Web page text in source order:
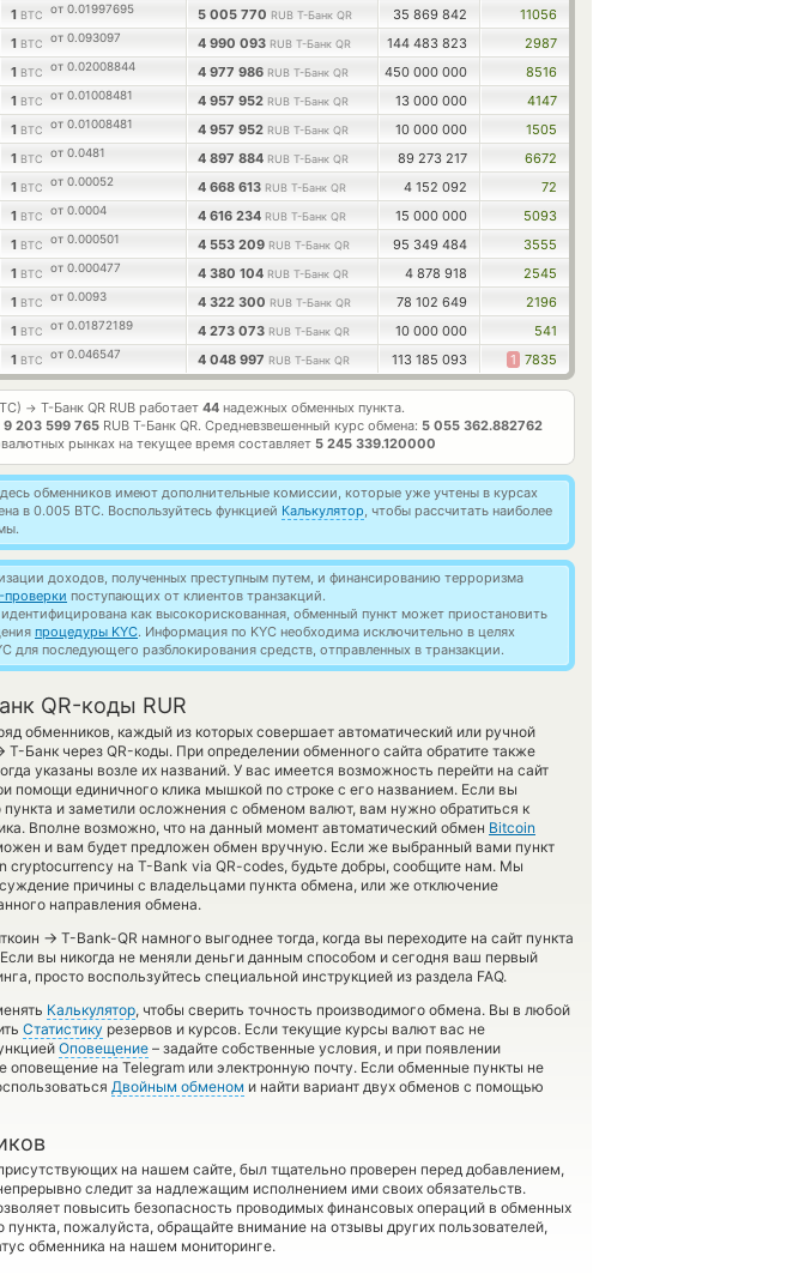
1 BTC от 0.01997695 5 005 770 RUB Т-Банк QR 35 869 842
11056
1 BTC от 0.093097 4 990 093 RUB Т-Банк QR 144 483 823
2987
1 BTC от 0.02008844 4 977 986 RUB Т-Банк QR 450 000 000
8516
1 BTC от 0.01008481 4 957 952 RUB Т-Банк QR 13 000 000
4147
1 BTC от 0.01008481 4 957 952 RUB Т-Банк QR 10 000 000
1505
1 BTC от 0.0481 4 897 884 RUB Т-Банк QR 89 273 217
6672
1 BTC от 0.00052 4 668 613 RUB Т-Банк QR 4 152 092
72
1 BTC от 0.0004 4 616 234 RUB Т-Банк QR 15 000 000
5093
1 BTC от 0.000501 4 553 209 RUB Т-Банк QR 95 349 484
3555
1 BTC от 0.000477 4 380 104 RUB Т-Банк QR 4 878 918
2545
1 BTC от 0.0093 4 322 300 RUB Т-Банк QR 78 102 649
2196
1 BTC от 0.01872189 4 273 073 RUB Т-Банк QR 10 000 000
541
1 BTC от 0.046547 4 048 997 RUB Т-Банк QR 113 185 093 1 7835
→ Т-Банк QR RUB работает 44 надежных обменных пункта.
9 203 599 765 RUB Т-Банк QR. Средневзвешенный курс обмена: 5 055 362.882762
рынках на текущее время составляет 5 245 339.120000
обменников имеют дополнительные комиссии, которые уже учтены в курсах
в 0.005 BTC. Воспользуйтесь функцией Калькулятор, чтобы рассчитать наиболее
доходов, полученных преступным путем, и финансированию терроризма
проверки поступающих от клиентов транзакций.
идентифицирована как высокорискованная, обменный пункт может приостановить
процедуры KYC. Информация по KYC необходима исключительно в целях
для последующего разблокирования средств, отправленных в транзакции.
QR-коды RUR
обменников, каждый из которых совершает автоматический или ручной
Т-Банк через QR-коды. При определении обменного сайта обратите также
указаны возле их названий. У вас имеется возможность перейти на сайт
помощи единичного клика мышкой по строке с его названием. Если вы
и заметили осложнения с обменом валют, вам нужно обратиться к
Вполне возможно, что на данный момент автоматический обмен Bitcoin
и вам будет предложен обмен вручную. Если же выбранный вами пункт
cryptocurrency на T-Bank via QR-codes, будьте добры, сообщите нам. Мы
причины с владельцами пункта обмена, или же отключение
направления обмена.
→ T-Bank-QR намного выгоднее тогда, когда вы переходите на сайт пункта
вы никогда не меняли деньги данным способом и сегодня ваш первый
просто воспользуйтесь специальной инструкцией из раздела FAQ.
Калькулятор, чтобы сверить точность производимого обмена. Вы в любой
Статистику резервов и курсов. Если текущие курсы валют вас не
Оповещение – задайте собственные условия, и при появлении
оповещение на Telegram или электронную почту. Если обменные пункты не
Двойным обменом и найти вариант двух обменов с помощью
на нашем сайте, был тщательно проверен перед добавлением,
следит за надлежащим исполнением ими своих обязательств.
повысить безопасность проводимых финансовых операций в обменных
пожалуйста, обращайте внимание на отзывы других пользователей,
обменника на нашем мониторинге.